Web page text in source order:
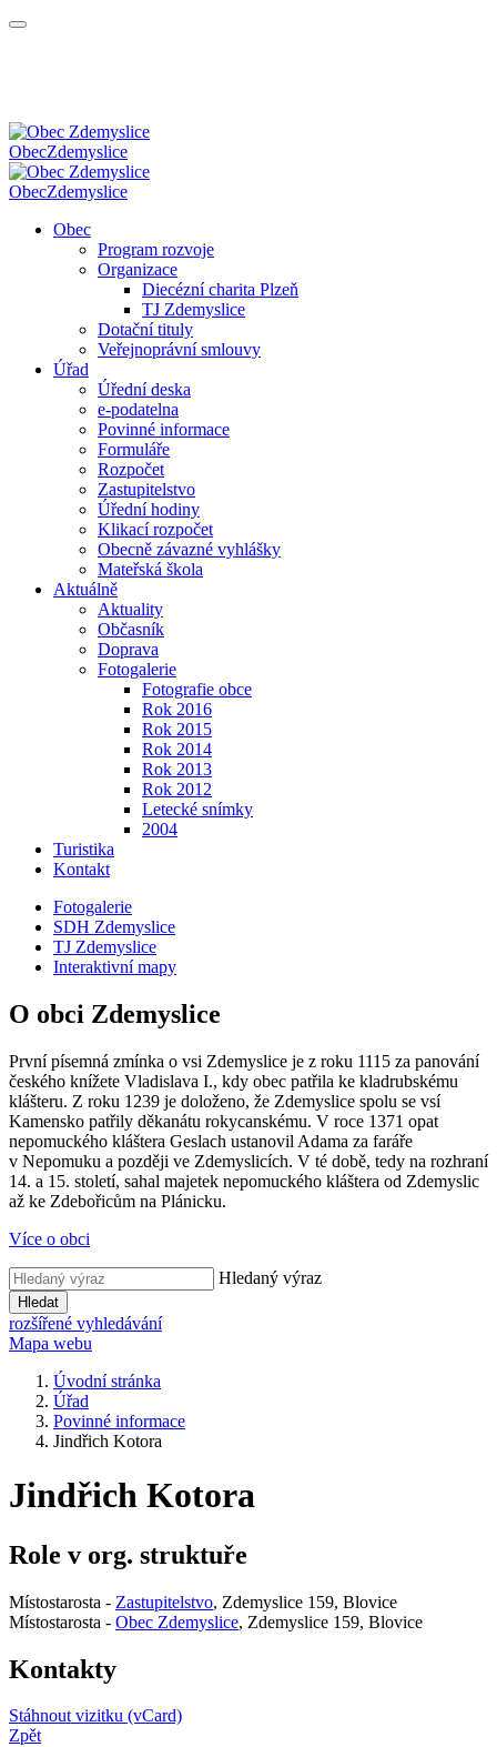
ObecZdemyslice
ObecZdemyslice
Obec
Program rozvoje
Organizace
Diecézní charita Plzeň
TJ Zdemyslice
Dotační tituly
Veřejnoprávní smlouvy
Úřad
Úřední deska
e-podatelna
Povinné informace
Formuláře
Rozpočet
Zastupitelstvo
Úřední hodiny
Klikací rozpočet
Obecně závazné vyhlášky
Mateřská škola
Aktuálně
Aktuality
Občasník
Doprava
Fotogalerie
Fotografie obce
Rok 2016
Rok 2015
Rok 2014
Rok 2013
Rok 2012
Letecké snímky
2004
Turistika
Kontakt
Fotogalerie
SDH Zdemyslice
TJ Zdemyslice
Interaktivní mapy
O obci Zdemyslice
První písemná zmínka o vsi Zdemyslice je z roku 1115 za panování
českého knížete Vladislava I., kdy obec patřila ke kladrubskému
klášteru. Z roku 1239 je doloženo, že Zdemyslice spolu se vsí
Kamensko patřily děkanátu rokycanskému. V roce 1371 opat
nepomuckého kláštera Geslach ustanovil Adama za faráře
v Nepomuku a později ve Zdemyslicích. V té době, tedy na rozhraní
14. a 15. století, sahal majetek nepomuckého kláštera od Zdemyslic
až ke Zdebořicům na Plánicku.
Více o obci
Hledaný výraz
Hledat
rozšířené vyhledávání
Mapa webu
Úvodní stránka
Úřad
Povinné informace
Jindřich Kotora
Jindřich Kotora
Role v org. struktuře
Místostarosta - Zastupitelstvo, Zdemyslice 159, Blovice
Místostarosta - Obec Zdemyslice, Zdemyslice 159, Blovice
Kontakty
Stáhnout vizitku (vCard)
Zpět